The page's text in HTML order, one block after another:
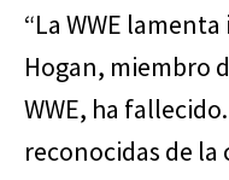
“La WWE
Hogan, miembro
WWE, ha
reconocidas de